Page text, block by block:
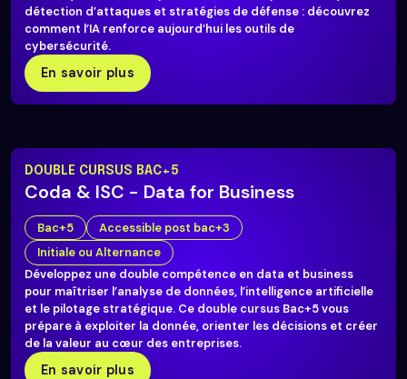
détection d’attaques et stratégies de défense : découvrez
comment l’IA renforce aujourd’hui les outils de
cybersécurité.
En savoir plus
DOUBLE CURSUS BAC+5
Coda & ISC - Data for Business
Bac+5
Accessible post bac+3
Initiale ou Alternance
Développez une double compétence en data et business
pour maîtriser l’analyse de données, l’intelligence artificielle
et le pilotage stratégique. Ce double cursus Bac+5 vous
prépare à exploiter la donnée, orienter les décisions et créer
de la valeur au cœur des entreprises.
En savoir plus